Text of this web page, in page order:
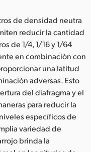
de densidad neutra
reducir la cantidad
de 1/4, 1/16 y 1/64
en combinación con
una latitud
adversas. Esto
del diafragma y el
para reducir la
específicos de
variedad de
brinda la